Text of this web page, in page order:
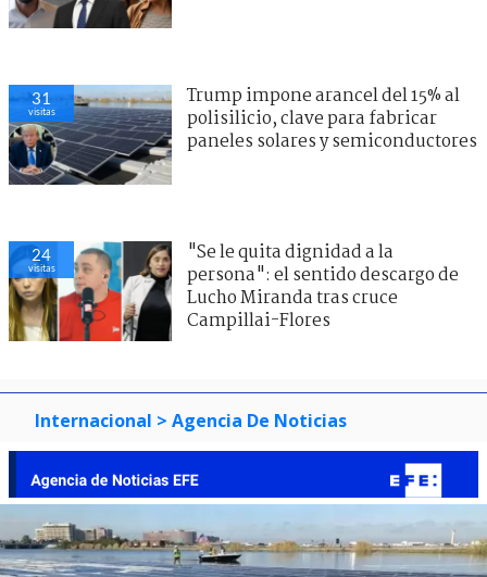
31
visitas
Trump impone arancel del 15% al
polisilicio, clave para fabricar
paneles solares y semiconductores
24
visitas
"Se le quita dignidad a la
persona": el sentido descargo de
Lucho Miranda tras cruce
Campillai-Flores
Internacional > Agencia De Noticias